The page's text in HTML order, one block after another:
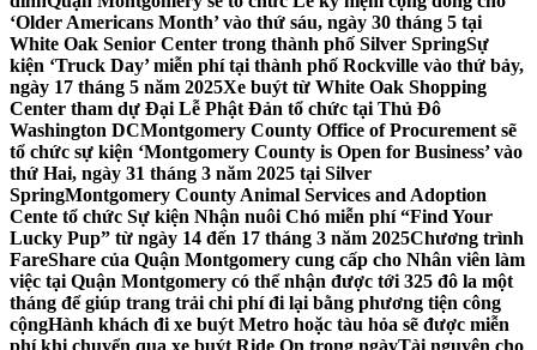
‘Older Americans Month’ vào thứ sáu, ngày 30 tháng 5 tại
White Oak Senior Center trong thành phố Silver SpringSự
kiện ‘Truck Day’ miễn phí tại thành phố Rockville vào thứ bảy,
ngày 17 tháng 5 năm 2025Xe buýt từ White Oak Shopping
Center tham dự Đại Lễ Phật Đản tổ chức tại Thủ Đô
Washington DCMontgomery County Office of Procurement sẽ
tổ chức sự kiện ‘Montgomery County is Open for Business’ vào
thứ Hai, ngày 31 tháng 3 năm 2025 tại Silver
SpringMontgomery County Animal Services and Adoption
Cente tổ chức Sự kiện Nhận nuôi Chó miễn phí “Find Your
Lucky Pup” từ ngày 14 đến 17 tháng 3 năm 2025Chương trình
FareShare của Quận Montgomery cung cấp cho Nhân viên làm
việc tại Quận Montgomery có thể nhận được tới 325 đô la một
tháng để giúp trang trải chi phí đi lại bằng phương tiện công
cộngHành khách đi xe buýt Metro hoặc tàu hỏa sẽ được miễn
phí khi chuyển qua xe buýt Ride On trong ngàyTài nguyên cho